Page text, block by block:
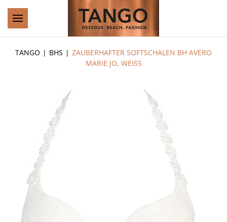
Zum Hauptinhalt springen
TANGO BHS
ZAUBERHAFTER SOFTSCHALEN BH AVERO
MARIE JO, WEISS